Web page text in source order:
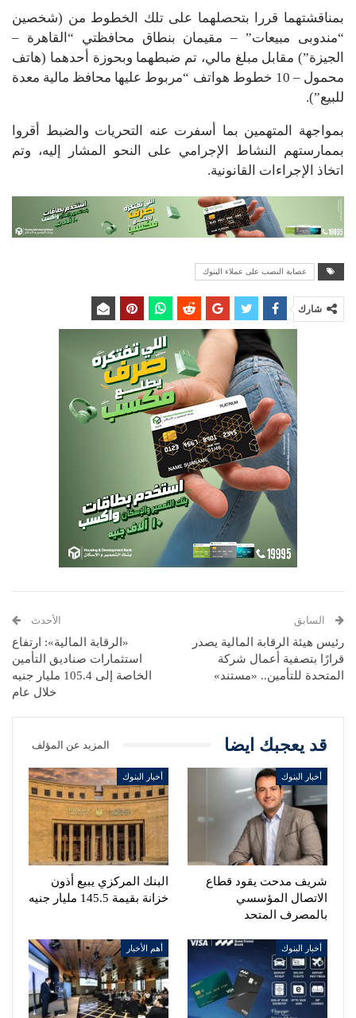
بمناقشتهما قررا بتحصلهما على تلك الخطوط من (شخصين
“مندوبى مبيعات” – مقيمان بنطاق محافظتي “القاهرة –
الجيزة”) مقابل مبلغ مالي، تم ضبطهما وبحوزة أحدهما (هاتف
محمول – 10 خطوط هواتف “مربوط عليها محافظ مالية معدة
للبيع”).
بمواجهة المتهمين بما أسفرت عنه التحريات والضبط أقروا
بممارستهم النشاط الإجرامي على النحو المشار إليه، وتم
اتخاذ الإجراءات القانونية.
عصابة النصب على عملاء البنوك
شارك
السابق
رئيس هيئة الرقابة المالية يصدر
قرارًا بتصفية أعمال شركة
المتحدة للتأمين.. «مستند»
الأحدث
«الرقابة المالية»: ارتفاع
استثمارات صناديق التأمين
الخاصة إلى 105.4 مليار جنيه
خلال عام
قد يعجبك ايضا المزيد عن المؤلف
أخبار البنوك
شريف مدحت يقود قطاع
الاتصال المؤسسي
بالمصرف المتحد
أخبار البنوك
البنك المركزي يبيع أذون
خزانة بقيمة 145.5 مليار جنيه
أخبار البنوك أهم الأخبار